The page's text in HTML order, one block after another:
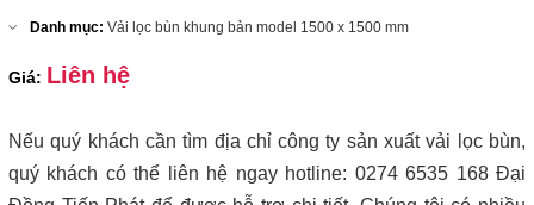
Danh mục: Vải lọc bùn khung bản model 1500 x 1500 mm
Giá: Liên hệ
Nếu quý khách cần tìm địa chỉ công ty sản xuất vải lọc bùn,
quý khách có thể liên hệ ngay hotline: 0274 6535 168 Đại